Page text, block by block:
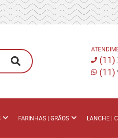
(11)
(11)
FARINHAS | GRÃOS LANCHE |